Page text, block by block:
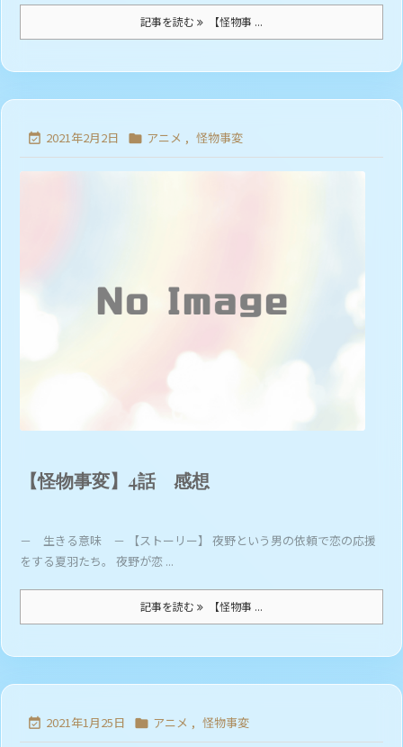
記事を読む 【怪物事 ...
 2021年2月2日  アニメ , 怪物事変
【怪物事変】4話 感想
－ 生きる意味 － 【ストーリー】 夜野という男の依頼で恋の応援
をする夏羽たち。 夜野が恋 ...
記事を読む 【怪物事 ...
 2021年1月25日  アニメ , 怪物事変